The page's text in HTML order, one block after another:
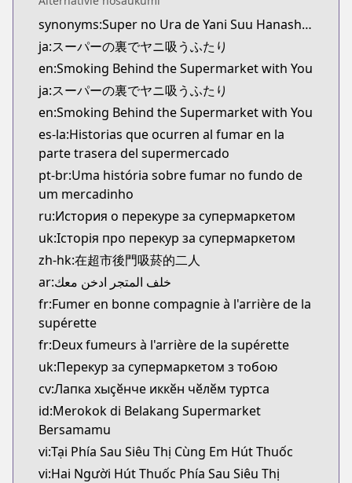
Official Raw
https://www.manga-up.com/titles/1026/
Kitsu
Kitsu
https://kitsu.app/manga/64430
MangaUpdates
MangaUpdates
https://www.mangaupdates.com/
Book☆Walker
Book☆Walker
https://bookwalker.jp/series/367184/list
Official English
Official English
https://global.manga-up.com/manga/261
synonyms:Super no Ura de Yani Suu Hanashi,A Story About Smoking at the Back of the Supermarket,YaniSuu
ja:スーパーの裏でヤニ吸うふたり
en:Smoking Behind the Supermarket with You
ja:スーパーの裏でヤニ吸うふたり
en:Smoking Behind the Supermarket with You
es-la:Historias que ocurren al fumar en la
parte trasera del supermercado
pt-br:Uma história sobre fumar no fundo de
um mercadinho
ru:История о перекуре за супермаркетом
uk:Історія про перекур за супермаркетом
zh-hk:在超市後門吸菸的二人
ar:خلف المتجر ادخن معك
fr:Fumer en bonne compagnie à l'arrière de la
supérette
fr:Deux fumeurs à l'arrière de la supérette
uk:Перекур за супермаркетом з тобою
cv:Лапка хыҫӗнче иккӗн чӗлӗм туртса
id:Merokok di Belakang Supermarket
Bersamamu
vi:Tại Phía Sau Siêu Thị Cùng Em Hút Thuốc
vi:Hai Người Hút Thuốc Phía Sau Siêu Thị